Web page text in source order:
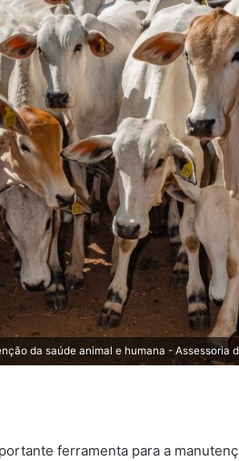
da saúde animal e humana - Assessoria
ferramenta para a